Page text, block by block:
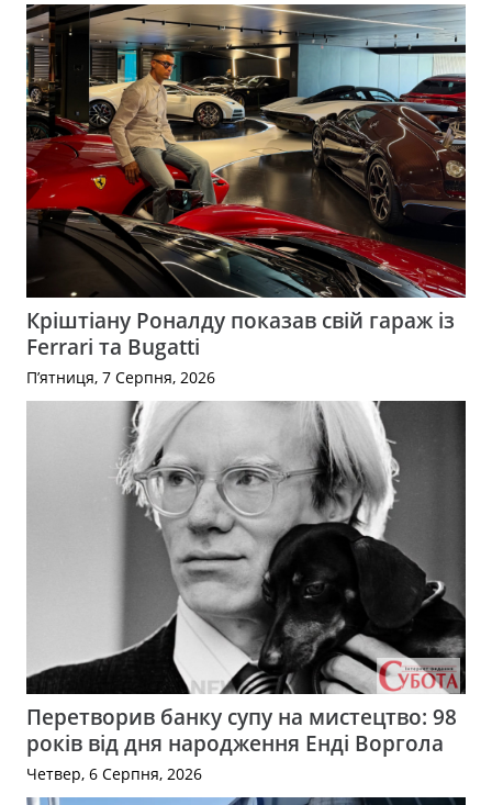
Кріштіану Роналду показав свій гараж із
Ferrari та Bugatti
П’ятниця, 7 Серпня, 2026
Перетворив банку супу на мистецтво: 98
років від дня народження Енді Воргола
Четвер, 6 Серпня, 2026